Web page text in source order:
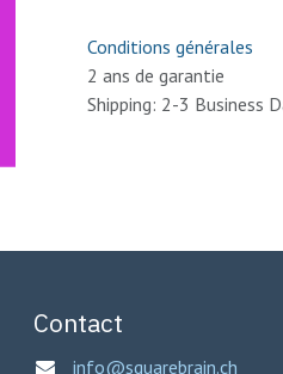
Conditions générales
2 ans de garantie
Shipping: 2-3 Business
Contact
info@squarebrain.ch